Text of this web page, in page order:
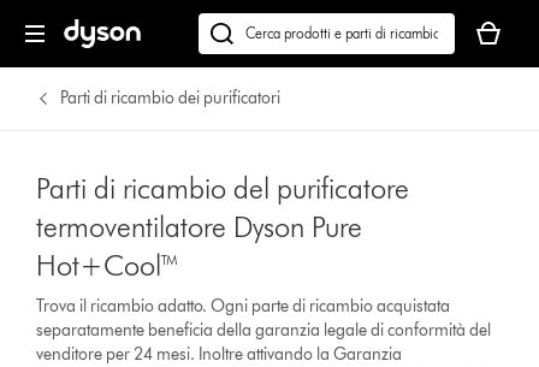
Cerca
su
dyson.it
carrello
è
Parti di ricambio dei purificatori
Parti di ricambio del purificatore
termoventilatore Dyson Pure
Hot+Cool™
Trova il ricambio adatto. Ogni parte di ricambio acquistata
separatamente beneficia della garanzia legale di conformità del
venditore per 24 mesi. Inoltre attivando la Garanzia